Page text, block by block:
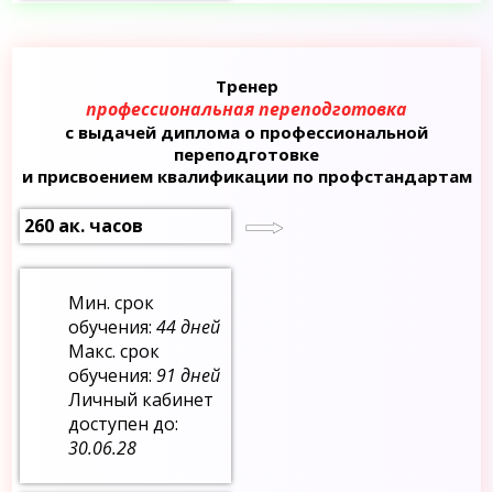
Тренер
профессиональная переподготовка
с выдачей диплома о профессиональной
переподготовке
и присвоением квалификации по профстандартам
260 ак. часов
Мин. срок
обучения:44 дней
Макс. срок
обучения:91 дней
Личный кабинет
доступен до:
30.06.28